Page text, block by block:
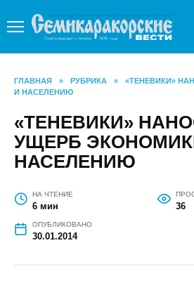
содержанию
ГЛАВНАЯ » РУБРИКА »
«ТЕНЕВИКИ»
И НАСЕЛЕНИЮ
«ТЕНЕВИКИ»
УЩЕРБ
НАСЕЛЕНИЮ
НА ЧТЕНИЕ
6 мин 36
ОПУБЛИКОВАНО
30.01.2014